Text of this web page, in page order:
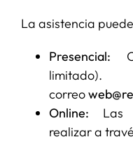
La asistencia
Presencial:
correo
Online: Las
realizar a